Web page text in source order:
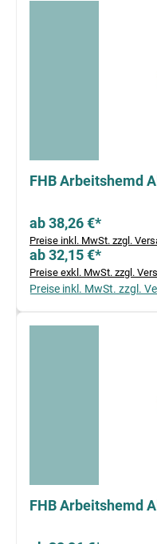
FHB Arbeitshemd
ab 38,26 €*
Preise inkl. MwSt. zzgl.
ab 32,15 €*
Preise exkl. MwSt. zzgl.
Preise inkl. MwSt. zzgl.
FHB Arbeitshemd